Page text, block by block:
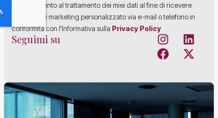
Acconsento al trattamento dei miei dati al fine di ricevere
materiale di marketing personalizzato via e-mail o telefono in
conformità con l'Informativa sulla Privacy Policy
Seguimi su